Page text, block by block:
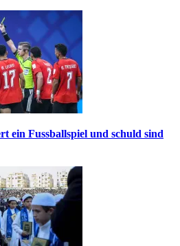
ein Fussballspiel und schuld sind